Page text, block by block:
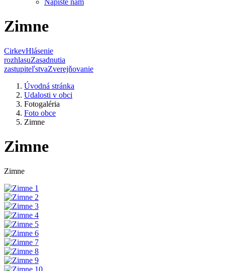
Napíšte nám
Zimne
CirkevHlásenie
rozhlasuZasadnutia
zastupiteľstvaZverejňovanie
Úvodná stránka
Udalosti v obci
Fotogaléria
Foto obce
Zimne
Zimne
Zimne